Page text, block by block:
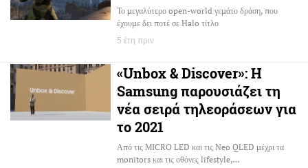
Το μεγαλύτερο open-world γεμάτο δράση, που
έχουμε δει ποτέ σε Halo τίτλο
5 έτη πριν
«Unbox & Discover»: H
Samsung παρουσιάζει τη
νέα σειρά τηλεοράσεων για
το 2021
Από τις MICRO LED και τις Neo QLED μέχρι τα
monitors και τις οθόνες lifestyle,…